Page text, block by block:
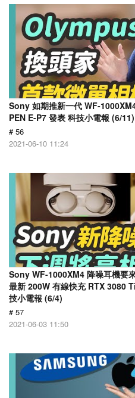
Sony 如期推新一代 WF-
PEN E-P7 發表 科技小電報 (6/11)
# 56
2021-06-10 11:24
Sony WF-1000XM4 降噪耳機要
最新 200W 有線快充 RTX 3080
技小電報 (6/4)
# 57
2021-06-03 11:50